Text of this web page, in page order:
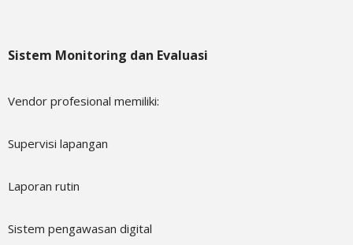
Sistem Monitoring dan Evaluasi
Vendor profesional memiliki:
Supervisi lapangan
Laporan rutin
Sistem pengawasan digital